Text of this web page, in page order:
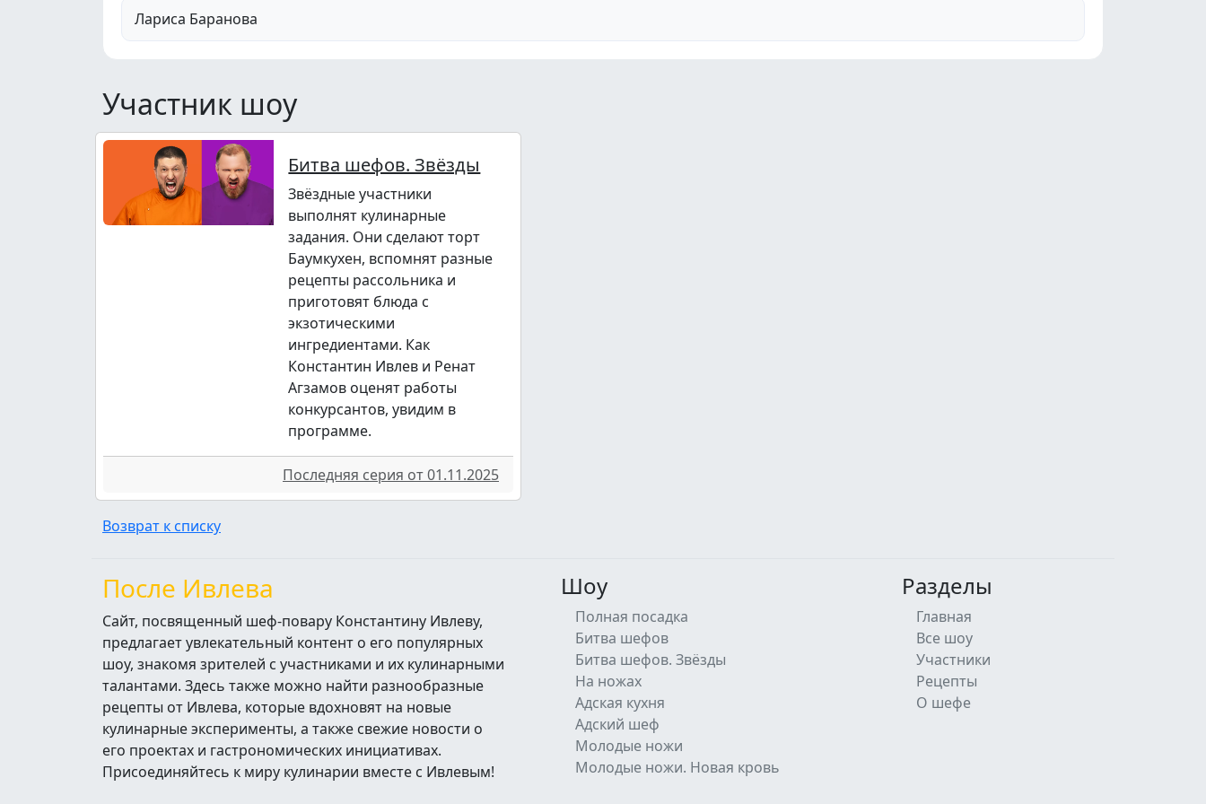
Лариса Баранова
Участник шоу
Битва шефов. Звёзды
Звёздные участники
выполнят кулинарные
задания. Они сделают торт
Баумкухен, вспомнят разные
рецепты рассольника и
приготовят блюда с
экзотическими
ингредиентами. Как
Константин Ивлев и Ренат
Агзамов оценят работы
конкурсантов, увидим в
программе.
Последняя серия от 01.11.2025
Возврат к списку
После Ивлева
Сайт, посвященный шеф-повару Константину Ивлеву,
предлагает увлекательный контент о его популярных
шоу, знакомя зрителей с участниками и их кулинарными
талантами. Здесь также можно найти разнообразные
рецепты от Ивлева, которые вдохновят на новые
кулинарные эксперименты, а также свежие новости о
его проектах и гастрономических инициативах.
Присоединяйтесь к миру кулинарии вместе с Ивлевым!
Шоу
Полная посадка
Битва шефов
Битва шефов. Звёзды
На ножах
Адская кухня
Адский шеф
Молодые ножи
Молодые ножи. Новая кровь
Разделы
Главная
Все шоу
Участники
Рецепты
О шефе